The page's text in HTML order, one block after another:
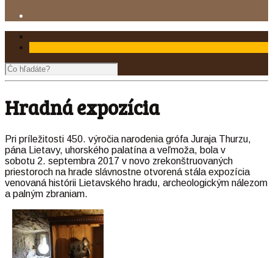
Hradná expozícia
Pri príležitosti 450. výročia narodenia grófa Juraja Thurzu,
pána Lietavy, uhorského palatína a veľmoža, bola v
sobotu 2. septembra 2017 v novo zrekonštruovaných
priestoroch na hrade slávnostne otvorená stála expozícia
venovaná histórii Lietavského hradu, archeologickým nálezom
a palným zbraniam.